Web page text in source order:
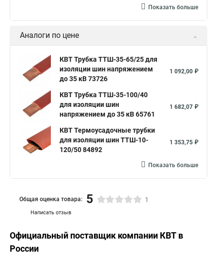
Показать больше
Аналоги по цене
КВТ Трубка ТТШ-35-65/25 для
изоляции шин напряжением
до 35 кВ 73726
1 092,00 ₽
КВТ Трубка ТТШ-35-100/40
для изоляции шин
напряжением до 35 кВ 65761
1 682,07 ₽
КВТ Термоусадочные трубки
для изоляции шин ТТШ-10-
120/50 84892
1 353,75 ₽
Показать больше
Написать отзыв
Общая оценка товара: 5 1
Официальный поставщик компании КВТ в
России